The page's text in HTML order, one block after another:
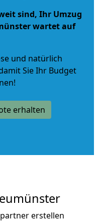
sind, Ihr Umzug
wartet auf
und natürlich
Sie Ihr Budget
erhalten
erstellen